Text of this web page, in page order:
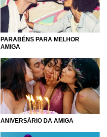
PARABÉNS PARA MELHOR
AMIGA
ANIVERSÁRIO DA AMIGA